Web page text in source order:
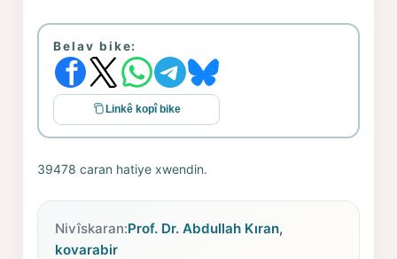
Belav bike:
Linkê kopî bike
39478 caran hatiye xwendin.
Nivîskaran:Prof. Dr. Abdullah Kıran,
kovarabir